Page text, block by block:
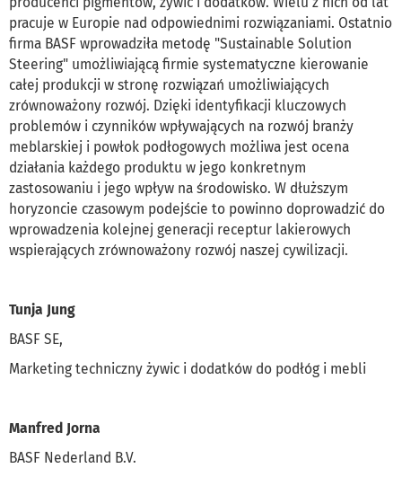
pracuje w Europie nad odpowiednimi rozwiązaniami. Ostatnio
firma BASF wprowadziła metodę "Sustainable Solution
Steering" umożliwiającą firmie systematyczne kierowanie
całej produkcji w stronę rozwiązań umożliwiających
zrównoważony rozwój. Dzięki identyfikacji kluczowych
problemów i czynników wpływających na rozwój branży
meblarskiej i powłok podłogowych możliwa jest ocena
działania każdego produktu w jego konkretnym
zastosowaniu i jego wpływ na środowisko. W dłuższym
horyzoncie czasowym podejście to powinno doprowadzić do
wprowadzenia kolejnej generacji receptur lakierowych
wspierających zrównoważony rozwój naszej cywilizacji.
Tunja Jung
BASF SE,
Marketing techniczny żywic i dodatków do podłóg i mebli
Manfred Jorna
BASF Nederland B.V.